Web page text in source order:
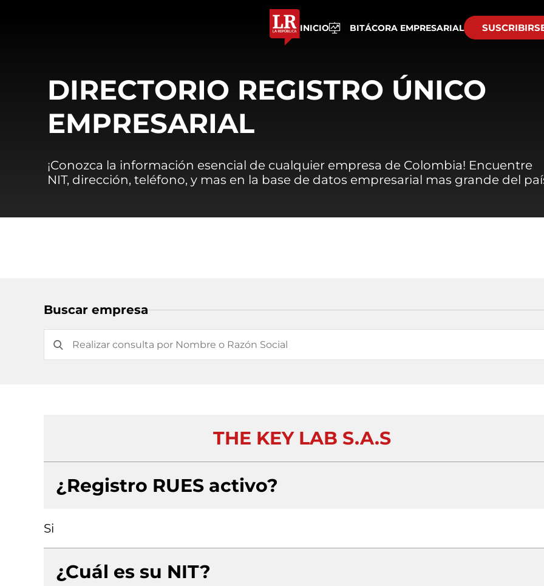
INICIO BITÁCORA EMPRESARIAL
DIRECTORIO REGISTRO ÚNICO
EMPRESARIAL
¡Conozca la información esencial de cualquier empresa de Colombia! Encuentre
NIT, dirección, teléfono, y mas en la base de datos empresarial mas grande del
Buscar empresa
THE KEY LAB S.A.S
¿Registro RUES activo?
Si
¿Cuál es su NIT?